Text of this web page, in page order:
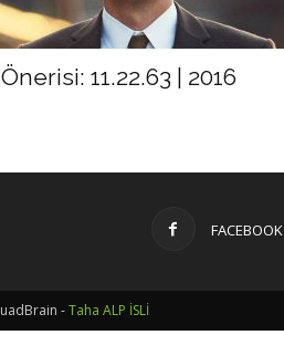
11.22.63 | 2016
FACEBOOK
-Taha ALP İSLİ